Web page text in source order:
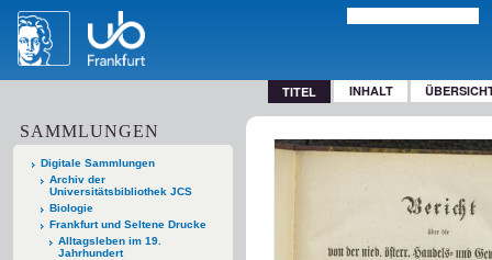
TITEL INHALT
SAMMLUNGEN
Digitale Sammlungen
Archiv der
Universitätsbibliothek JCS
Biologie
Frankfurt und Seltene Drucke
Alltagsleben im 19.
Jahrhundert